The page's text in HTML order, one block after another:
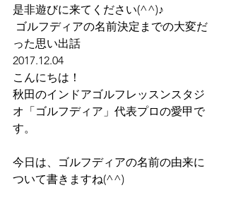
是非遊びに来てください(^^)♪
ゴルフディアの名前決定までの大変だ
った思い出話
2017.12.04
こんにちは！
秋田のインドアゴルフレッスンスタジ
オ「ゴルフディア」代表プロの愛甲で
す。
今日は、ゴルフディアの名前の由来に
ついて書きますね(^^)